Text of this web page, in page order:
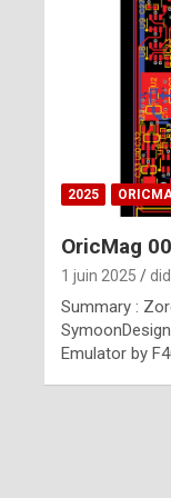
2025
OricMag
1 juin 2025
Summary :
Emulator by